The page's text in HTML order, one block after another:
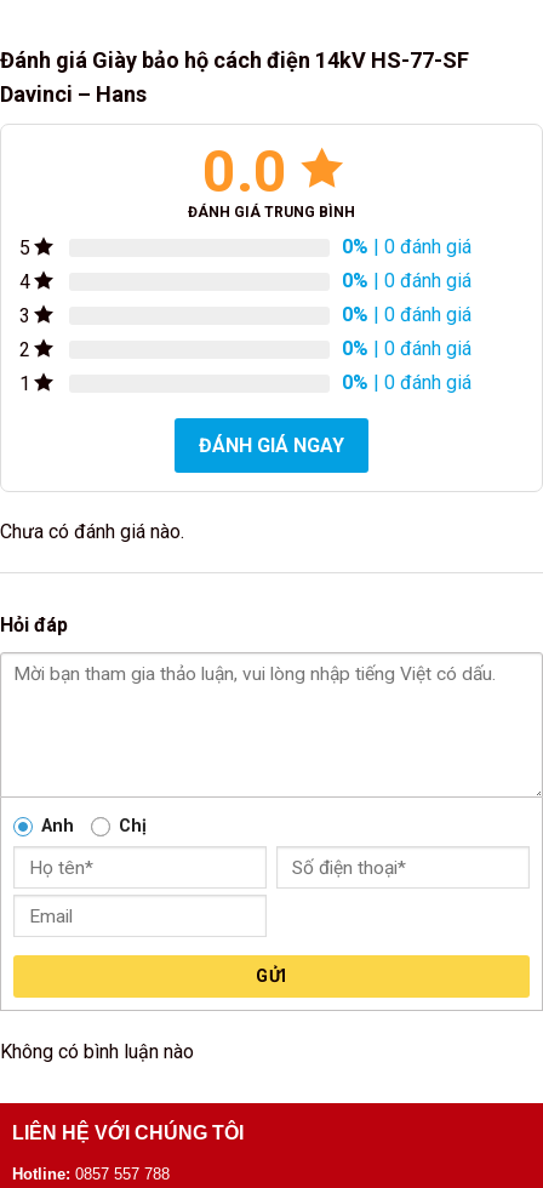
Đánh giá Giày bảo hộ cách điện 14kV HS-77-SF
Davinci – Hans
0.0
ĐÁNH GIÁ TRUNG BÌNH
5 0% | 0 đánh giá
4
0% | 0 đánh giá
3
0% | 0 đánh giá
2
0% | 0 đánh giá
1
0% | 0 đánh giá
ĐÁNH GIÁ NGAY
Chưa có đánh giá nào.
Hỏi đáp
Anh Chị
GỬI
Không có bình luận nào
LIÊN HỆ VỚI CHÚNG TÔI
Hotline: 0857 557 788